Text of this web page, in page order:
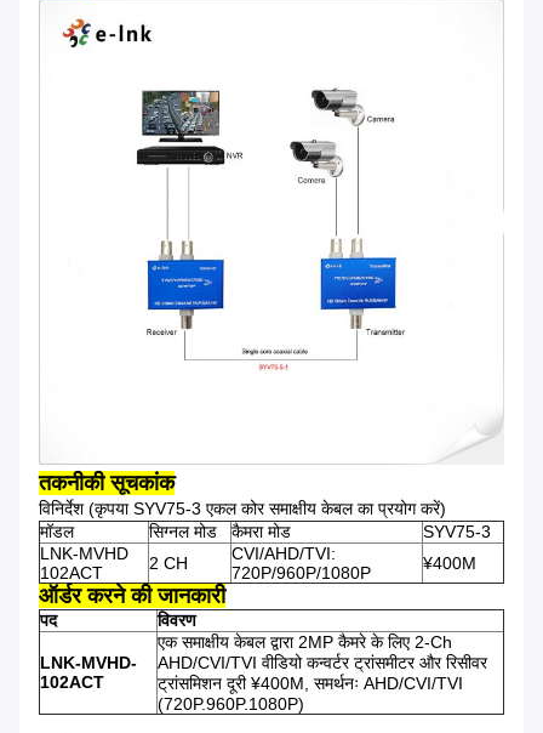
तकनीकी सूचकांक
विनिर्देश (कृपया SYV75-3 एकल कोर समाक्षीय केबल का प्रयोग करें)
मॉडल
सिग्नल मोड कैमरा मोड
SYV75-3
LNK-MVHD
102ACT
2 CH
CVI/AHD/TVI:
720P/960P/1080P
¥400M
ऑर्डर करने की जानकारी
पद विवरण
LNK-MVHD-
102ACT
एक समाक्षीय केबल द्वारा 2MP कैमरे के लिए 2-Ch
AHD/CVI/TVI वीडियो कन्वर्टर ट्रांसमीटर और रिसीवर
ट्रांसमिशन दूरी ¥400M, समर्थनः AHD/CVI/TVI
(720P.960P.1080P)